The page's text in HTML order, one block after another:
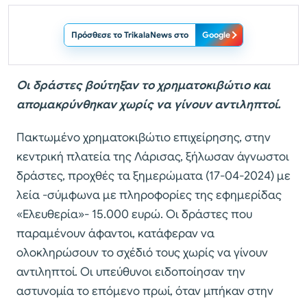
Πρόσθεσε το TrikalaNews στο Google
Οι δράστες βούτηξαν το χρηματοκιβώτιοκαι
απομακρύνθηκαν χωρίς να γίνουν αντιληπτοί.
Πακτωμένο χρηματοκιβώτιο επιχείρησης, στην
κεντρική πλατεία της Λάρισας, ξήλωσαν άγνωστοι
δράστες, προχθές τα ξημερώματα (17-04-2024) με
λεία -σύμφωνα με πληροφορίες της εφημερίδας
«Ελευθερία»- 15.000 ευρώ. Οι δράστες που
παραμένουν άφαντοι, κατάφεραν να
ολοκληρώσουν το σχέδιό τους χωρίς να γίνουν
αντιληπτοί. Οι υπεύθυνοι ειδοποίησαν την
αστυνομία το επόμενο πρωί, όταν μπήκαν στην